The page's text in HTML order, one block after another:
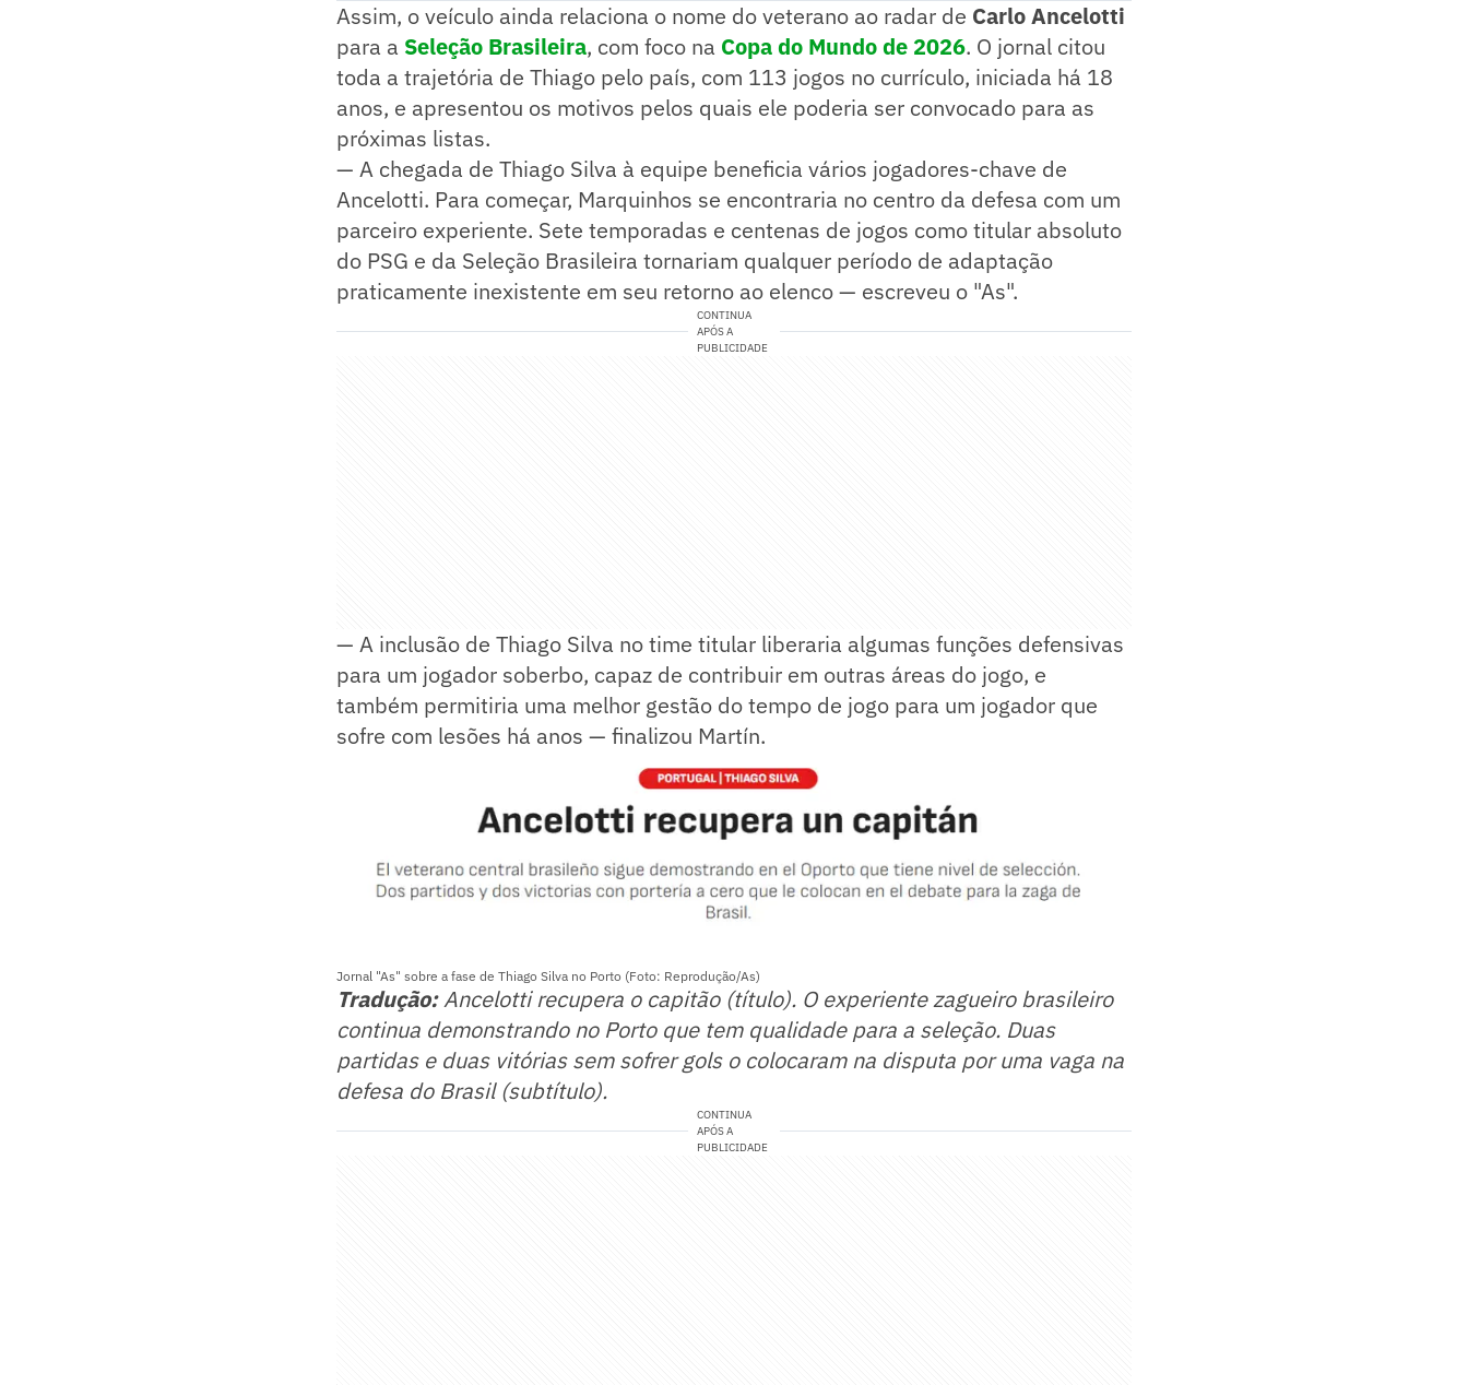
Assim, o veículo ainda relaciona o nome do veterano ao radar de Carlo Ancelotti
para a Seleção Brasileira, com foco na Copa do Mundo de 2026. O jornal citou
toda a trajetória de Thiago pelo país, com 113 jogos no currículo, iniciada há 18
anos, e apresentou os motivos pelos quais ele poderia ser convocado para as
próximas listas.
— A chegada de Thiago Silva à equipe beneficia vários jogadores-chave de
Ancelotti. Para começar, Marquinhos se encontraria no centro da defesa com um
parceiro experiente. Sete temporadas e centenas de jogos como titular absoluto
do PSG e da Seleção Brasileira tornariam qualquer período de adaptação
praticamente inexistente em seu retorno ao elenco — escreveu o "As".
CONTINUA
APÓS A
PUBLICIDADE
— A inclusão de Thiago Silva no time titular liberaria algumas funções defensivas
para um jogador soberbo, capaz de contribuir em outras áreas do jogo, e
também permitiria uma melhor gestão do tempo de jogo para um jogador que
sofre com lesões há anos — finalizou Martín.
Jornal "As" sobre a fase de Thiago Silva no Porto (Foto: Reprodução/As)
Tradução:Ancelotti recupera o capitão (título). O experiente zagueiro brasileiro
continua demonstrando no Porto que tem qualidade para a seleção. Duas
partidas e duas vitórias sem sofrer gols o colocaram na disputa por uma vaga na
defesa do Brasil (subtítulo).
CONTINUA
APÓS A
PUBLICIDADE